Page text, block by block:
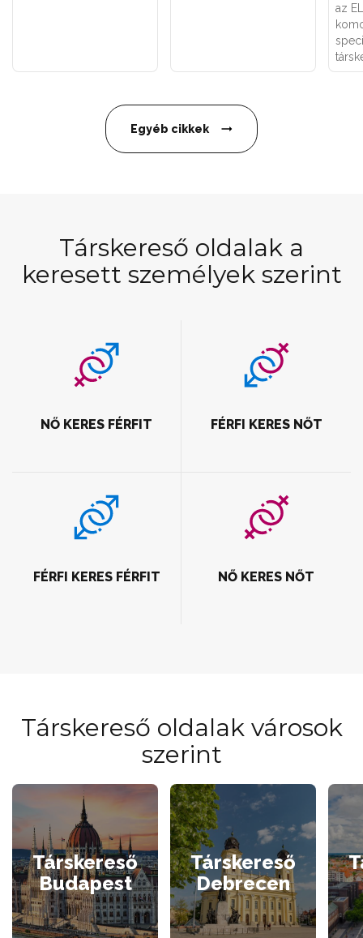
az
Egyéb cikkek
Társkereső oldalak a
keresett személyek szerint
NŐ KERES FÉRFIT FÉRFI KERES NŐT
FÉRFI KERES FÉRFIT NŐ KERES NŐT
Társkereső oldalak városok
szerint
Társkereső
Budapest
Társkereső
Debrecen